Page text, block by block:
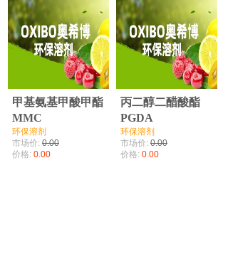
甲基氨基甲酸甲酯
MMC
环保溶剂
市场价: 0.00
价格: 0.00
丙二醇二醋酸酯
PGDA
环保溶剂
市场价: 0.00
价格: 0.00